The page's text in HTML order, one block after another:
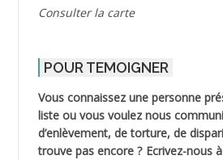
Consulter la carte
POUR TEMOIGNER
Vous connaissez une personne
liste ou vous voulez nous
d’enlèvement, de torture, de
trouve pas encore ? Ecrivez-nous à